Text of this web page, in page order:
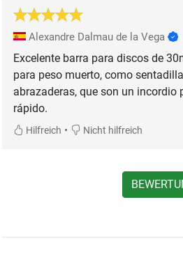
Alexandre Dalmau de la Vega
Excelente barra para discos de
para peso muerto, como
abrazaderas, que son un incordio
rápido.
Hilfreich • Nicht hilfreich